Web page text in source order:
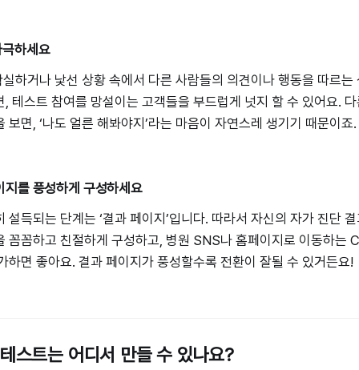
하세요
하거나 낯선 상황 속에서 다른 사람들의 의견이나 행동을 따르는
, 테스트 참여를 망설이는 고객들을 부드럽게 넛지 할 수 있어요.
보면, ‘나도 얼른 해봐야지’라는 마음이 자연스레 생기기 때문이죠.
를 풍성하게 구성하세요
설득되는 단계는 ‘결과 페이지’입니다. 따라서 자신의 자가 진단
꼼꼼하고 친절하게 구성하고, 병원 SNS나 홈페이지로 이동하는
하면 좋아요. 결과 페이지가 풍성할수록 전환이 잘될 수 있거든요!
스트는 어디서 만들 수 있나요?